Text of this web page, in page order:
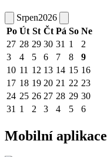
Srpen2026
Po Út St Čt Pá So Ne
27 28 29 30 31 1
2
3
4 5 6 7 8
9
10 11 12 13 14 15 16
17 18 19 20 21 22 23
24 25 26 27 28 29 30
31 1 2 3 4 5 6
Mobilní aplikace